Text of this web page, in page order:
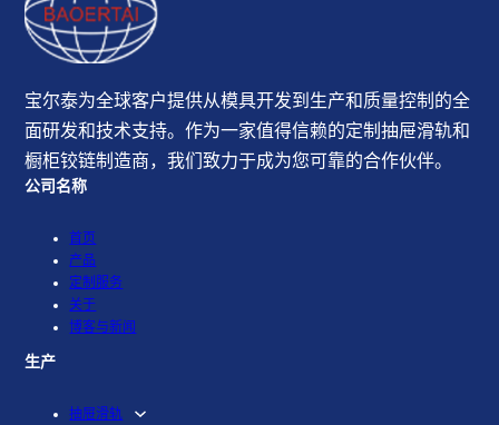
宝尔泰为全球客户提供从模具开发到生产和质量控制的全
面研发和技术支持。作为一家值得信赖的定制抽屉滑轨和
橱柜铰链制造商，我们致力于成为您可靠的合作伙伴。
公司名称
首页
产品
定制服务
关于
博客与新闻
生产
抽屉滑轨